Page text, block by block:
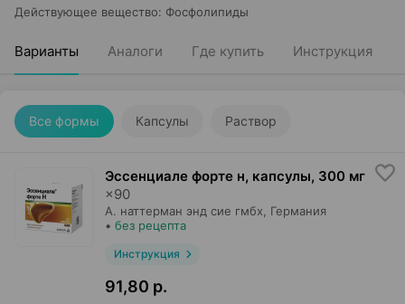
Действующее вещество: Фосфолипиды
Варианты Аналоги Где купить Инструкция
Все формы Капсулы Раствор
Эссенциале форте н, капсулы, 300 мг
×90
А. наттерман энд сие гмбх , Германия
• без рецепта
Инструкция
91,80 р.